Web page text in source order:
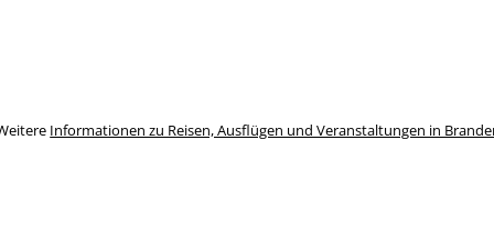
Informationen zu Reisen, Ausflügen und Veranstaltungen in